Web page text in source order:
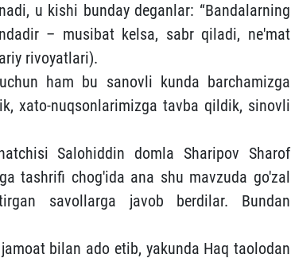
u kishi bunday deganlar: “Bandalarning
– musibat kelsa, sabr qiladi, ne'mat
rivoyatlari).
ham bu sanovli kunda barchamizga
xato-nuqsonlarimizga tavba qildik, sinovli
Salohiddin domla Sharipov Sharof
tashrifi chog'ida ana shu mavzuda go'zal
savollarga javob berdilar. Bundan
bilan ado etib, yakunda Haq taolodan